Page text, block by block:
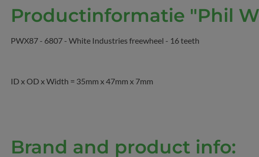
Productinformatie "Phil
PWX87 - 6807 - White Industries freewheel - 16 teeth
ID x OD x Width = 35mm x 47mm x 7mm
Brand and product info: